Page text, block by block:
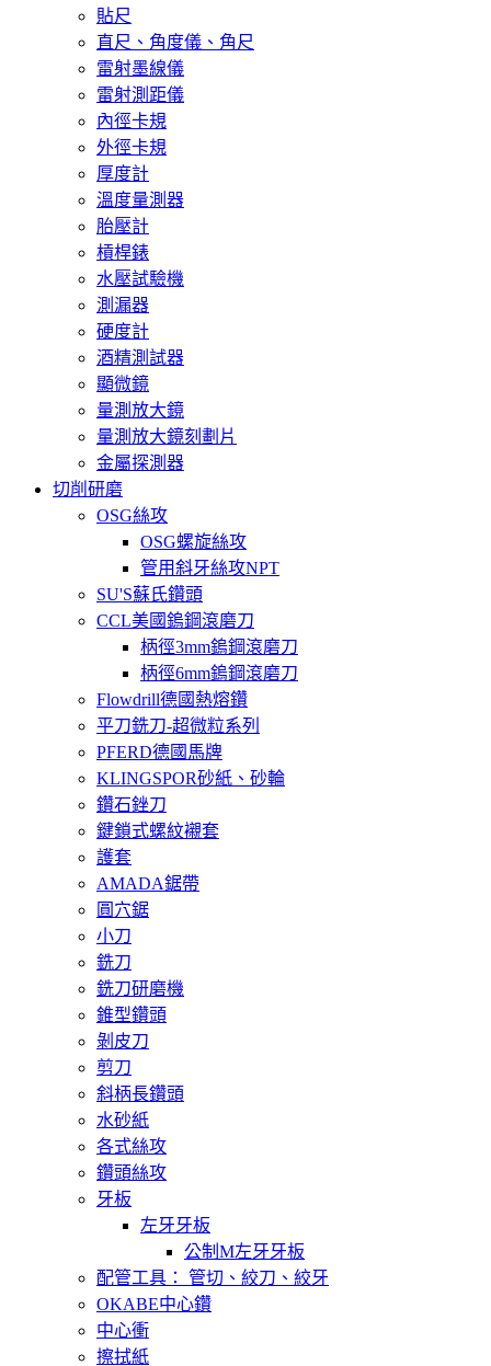
貼尺
直尺、角度儀、角尺
雷射墨線儀
雷射測距儀
內徑卡規
外徑卡規
厚度計
溫度量測器
胎壓計
槓桿錶
水壓試驗機
測漏器
硬度計
酒精測試器
顯微鏡
量測放大鏡
量測放大鏡刻劃片
金屬探測器
切削研磨
OSG絲攻
OSG螺旋絲攻
管用斜牙絲攻NPT
SU'S蘇氏鑽頭
CCL美國鎢鋼滾磨刀
柄徑3mm鎢鋼滾磨刀
柄徑6mm鎢鋼滾磨刀
Flowdrill德國熱熔鑽
平刀銑刀-超微粒系列
PFERD德國馬牌
KLINGSPOR砂紙、砂輪
鑽石銼刀
鍵鎖式螺紋襯套
護套
AMADA鋸帶
圓穴鋸
小刀
銑刀
銑刀研磨機
錐型鑽頭
剝皮刀
剪刀
斜柄長鑽頭
水砂紙
各式絲攻
鑽頭絲攻
牙板
左牙牙板
公制M左牙牙板
配管工具： 管切、絞刀、絞牙
OKABE中心鑽
中心衝
擦拭紙